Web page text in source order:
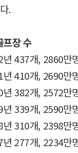
.
장 수
년 437개, 2860만
년 410개, 2690만
년 382개, 2572만
년 339개, 2590만
년 310개, 2398만
년 277개, 2234만